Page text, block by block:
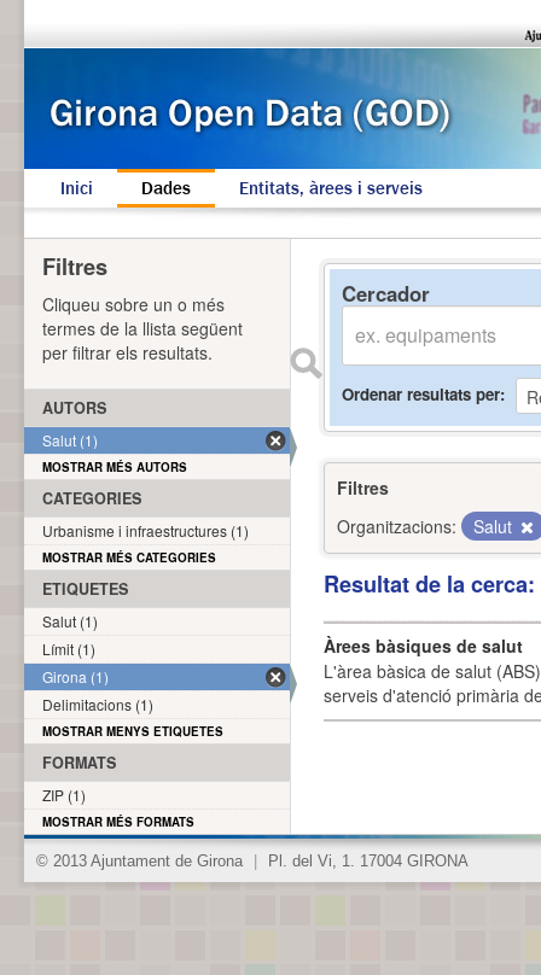
Inici Dades Entitats, àrees i serveis
Cercador
Ordenar resultats per
Filtres
Organitzacions:
Salut
Resultat de la
Àrees bàsiques de salut
L'àrea bàsica de salut
serveis d'atenció primària
Filtres
Cliqueu sobre un o més
termes de la llista següent
per filtrar els resultats.
AUTORS
Salut (1)
MOSTRAR MÉS AUTORS
CATEGORIES
Urbanisme i infraestructures (1)
MOSTRAR MÉS CATEGORIES
ETIQUETES
Salut (1)
Límit (1)
Girona (1)
Delimitacions (1)
MOSTRAR MENYS ETIQUETES
FORMATS
ZIP (1)
MOSTRAR MÉS FORMATS
© 2013 Ajuntament de Girona Pl. del Vi, 1. 17004 GIRONA